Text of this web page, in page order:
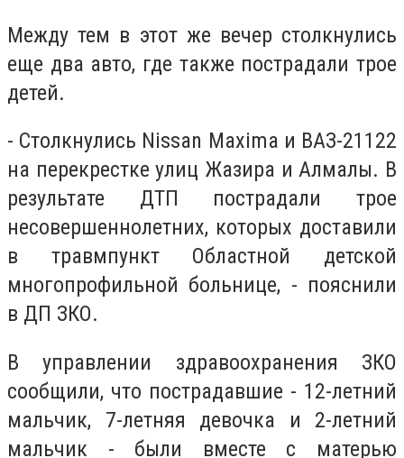
Между тем в этот же вечер столкнулись
еще два авто, где также пострадали трое
детей.
- Столкнулись Nissan Maxima и ВАЗ-21122
на перекрестке улиц Жазира и Алмалы. В
результате ДТП пострадали трое
несовершеннолетних, которых доставили
в травмпункт Областной детской
многопрофильной больнице, - пояснили
в ДП ЗКО.
В управлении здравоохранения ЗКО
сообщили, что пострадавшие - 12-летний
мальчик, 7-летняя девочка и 2-летний
мальчик - были вместе с матерью